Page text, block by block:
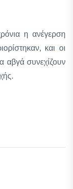
η ανέγερση
και οι
αβγά συνεχίζουν